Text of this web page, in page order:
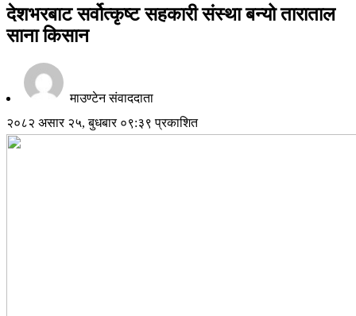
देशभरबाट सर्वोत्कृष्ट सहकारी संस्था बन्यो ताराताल
साना किसान
माउण्टेन संवाददाता
२०८२ असार २५, बुधबार ०९:३९ प्रकाशित